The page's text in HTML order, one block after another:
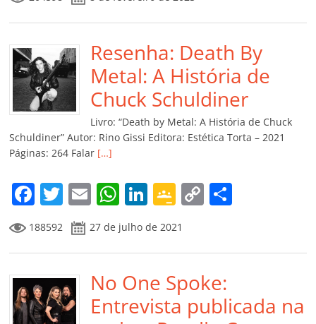
c
e
b
o
o
k
itt
er
ai
l
at
s
A
p
p
k
e
dI
n
o
gl
e
Cl
a
ss
ro
m
y
Li
n
k
p
ar
til
h
ar
Resenha: Death By
Metal: A História de
Chuck Schuldiner
Livro: “Death by Metal: A História de Chuck
Schuldiner” Autor: Rino Gissi Editora: Estética Torta – 2021
Páginas: 264 Falar […]
F
a
c
e
b
o
T
w
itt
er
E
m
ai
l
W
h
at
s
A
p
Li
n
k
e
dI
n
G
o
o
gl
e
Cl
C
y
Li
n
p
til
188592 27 de julho de 2021
No One Spoke:
Entrevista publicada na